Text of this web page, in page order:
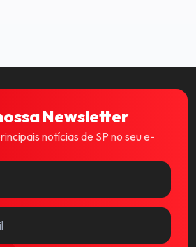
Newsletter
notícias de SP no seu e-